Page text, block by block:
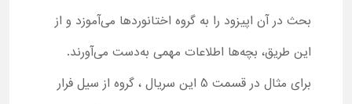
بحث در آن اپیزود را به گروه اختانوردها می‌آموزد و از
این طریق، بچه‌ها اطلاعات مهمی به‌دست می‌آورند.
برای مثال در قسمت 5 این سریال ، گروه از سیل فرار